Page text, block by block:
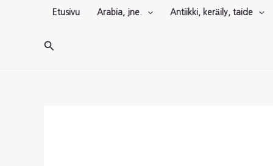
Etusivu Arabia, jne. Antiikki, keräily, taide
Hae